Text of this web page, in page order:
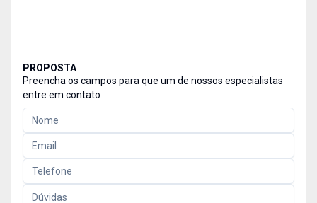
PROPOSTA
Preencha os campos para que um de nossos especialistas
entre em contato